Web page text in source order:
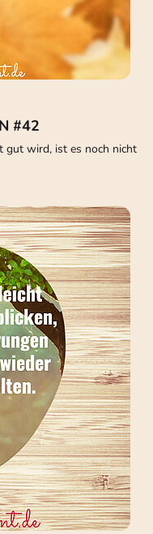
#42
gut wird, ist es noch nicht